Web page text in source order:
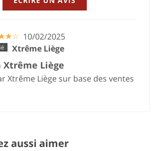
☆☆
★★ 10/02/2025
Xtrême Liège
Xtrême Liège
Xtrême Liège sur base des ventes
aussi aimer